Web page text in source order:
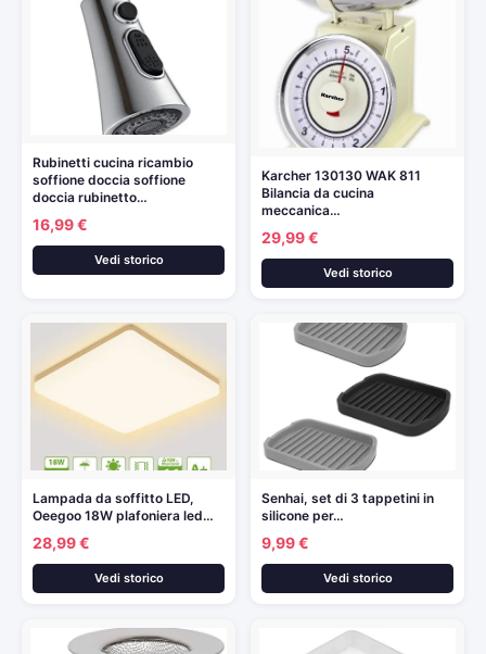
Rubinetti cucina ricambio
soffione doccia soffione
doccia rubinetto…
16,99 €
Vedi storico
Karcher 130130 WAK 811
Bilancia da cucina
meccanica…
29,99 €
Vedi storico
Lampada da soffitto LED,
Oeegoo 18W plafoniera led…
28,99 €
Vedi storico
Senhai, set di 3 tappetini in
silicone per…
9,99 €
Vedi storico